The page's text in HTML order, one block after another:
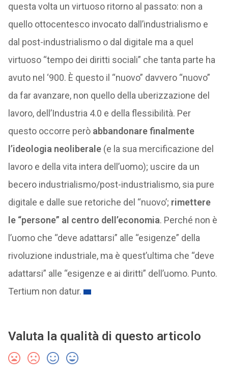
questa volta un virtuoso ritorno al passato: non a
quello ottocentesco invocato dall’industrialismo e
dal post-industrialismo o dal digitale ma a quel
virtuoso “tempo dei diritti sociali” che tanta parte ha
avuto nel ‘900. È questo il “nuovo” davvero “nuovo”
da far avanzare, non quello della uberizzazione del
lavoro, dell’Industria 4.0 e della flessibilità. Per
questo occorre però abbandonare finalmente
l’ideologia neoliberale(e la sua mercificazione del
lavoro e della vita intera dell’uomo); uscire da un
becero industrialismo/post-industrialismo, sia pure
digitale e dalle sue retoriche del “nuovo’; rimettere
le “persone” al centro dell’economia. Perché non è
l’uomo che “deve adattarsi” alle “esigenze” della
rivoluzione industriale, ma è quest’ultima che “deve
adattarsi” alle “esigenze e ai diritti” dell’uomo. Punto.
Tertium non datur.
Valuta la qualità di questo articolo